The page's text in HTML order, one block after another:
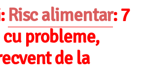
Risc alimentar: 7
probleme,
de la